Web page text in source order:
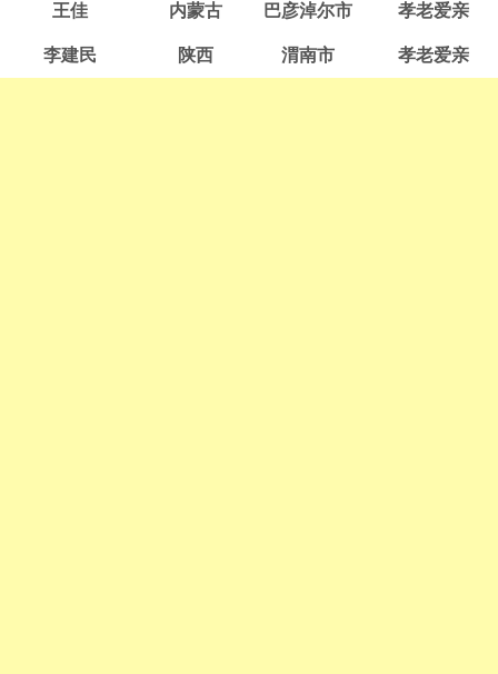
王佳 内蒙古 巴彦淖尔市 孝老爱亲
李建民 陕西 渭南市 孝老爱亲